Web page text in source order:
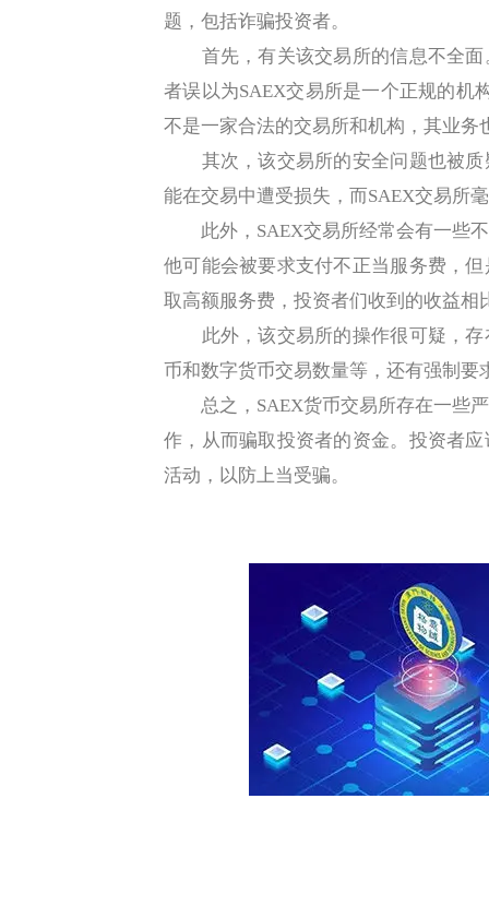
题，包括诈骗投资者。
首先，有关该交易所的信息不全面
者误以为SAEX交易所是一个正规的机
不是一家合法的交易所和机构，其业务
其次，该交易所的安全问题也被质
能在交易中遭受损失，而SAEX交易所
此外，SAEX交易所经常会有一些不
他可能会被要求支付不正当服务费，
取高额服务费，投资者们收到的收益
此外，该交易所的操作很可疑，存
币和数字货币交易数量等，还有强制要
总之，SAEX货币交易所存在一些严
作，从而骗取投资者的资金。投资者
活动，以防上当受骗。